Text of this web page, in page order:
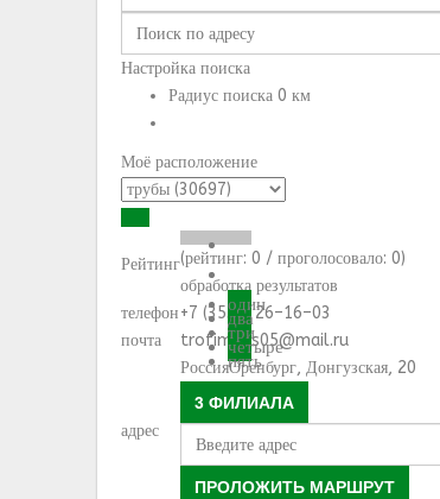
Настройка поиска
Радиус поиска 0 км
Моё расположение
Рейтинг
один
два
три
четыре
пять
(рейтинг: 0 / проголосовало: 0)
обработка результатов
телефон+7 (3532) 26–16–03
почта
trofimovs05@mail.ru
адрес
РоссияОренбург, Донгузская, 20
3 ФИЛИАЛА
ПРОЛОЖИТЬ МАРШРУТ